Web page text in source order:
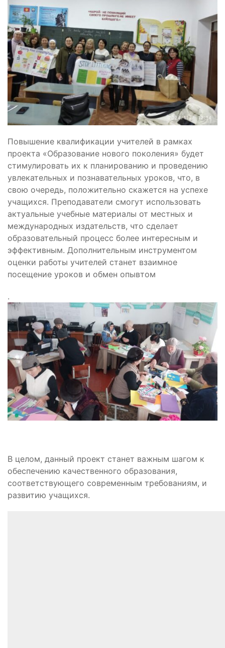
Повышение квалификации учителей в рамках
проекта «Образование нового поколения» будет
стимулировать их к планированию и проведению
увлекательных и познавательных уроков, что, в
свою очередь, положительно скажется на успехе
учащихся. Преподаватели смогут использовать
актуальные учебные материалы от местных и
международных издательств, что сделает
образовательный процесс более интересным и
эффективным. Дополнительным инструментом
оценки работы учителей станет взаимное
посещение уроков и обмен опывтом
.
В целом, данный проект станет важным шагом к
обеспечению качественного образования,
соответствующего современным требованиям, и
развитию учащихся.